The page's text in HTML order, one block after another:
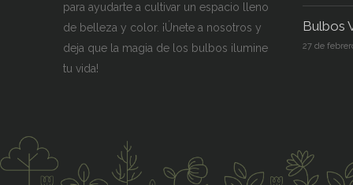
para ayudarte a cultivar un espacio lleno
de belleza y color. ¡Únete a nosotros y
deja que la magia de los bulbos ilumine
tu vida!
Bulbos
27 de